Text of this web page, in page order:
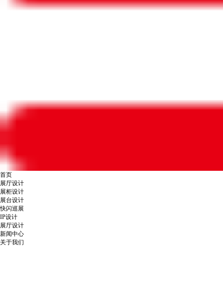
首页
展厅设计
展柜设计
展台设计
快闪巡展
IP设计
展厅设计
新闻中心
关于我们